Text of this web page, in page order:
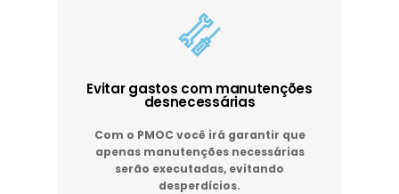
Evitar gastos com manutenções
desnecessárias
Com o PMOC você irá garantir que
apenas manutenções necessárias
serão executadas, evitando
desperdícios.